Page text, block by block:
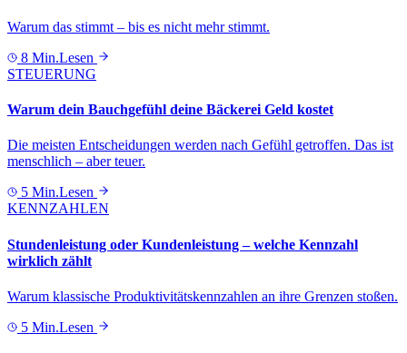
Warum das stimmt – bis es nicht mehr stimmt.
8 Min.Lesen
STEUERUNG
Warum dein Bauchgefühl deine Bäckerei Geld kostet
Die meisten Entscheidungen werden nach Gefühl getroffen. Das ist
menschlich – aber teuer.
5 Min.Lesen
KENNZAHLEN
Stundenleistung oder Kundenleistung – welche Kennzahl
wirklich zählt
Warum klassische Produktivitätskennzahlen an ihre Grenzen stoßen.
5 Min.Lesen